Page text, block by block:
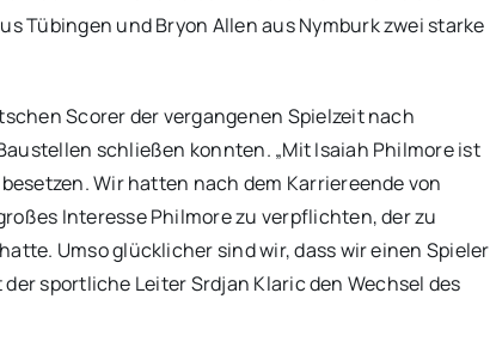
Tübingen und Bryon Allen aus Nymburk zwei starke
Scorer der vergangenen Spielzeit nach
schließen konnten. „Mit Isaiah Philmore ist
Wir hatten nach dem Karriereende von
Interesse Philmore zu verpflichten, der zu
Umso glücklicher sind wir, dass wir einen Spieler
sportliche Leiter Srdjan Klaric den Wechsel des